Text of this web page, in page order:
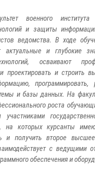
военного
и защиты
ведомства. В ходе
актуальные и глубокие
осваивают
проектировать и строить
программировать,
и базы данных. На
роста
участниками
на которых курсанты
и получить второе высшее
с ведущими
обеспечения и